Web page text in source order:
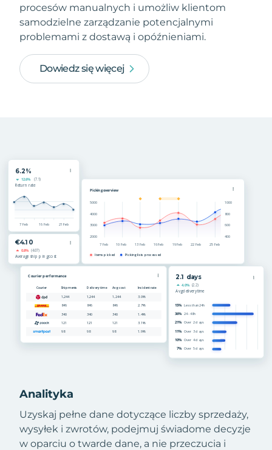
procesów manualnych i umożliw klientom
samodzielne zarządzanie potencjalnymi
problemami z dostawą i opóźnieniami.
Dowiedz się więcej
Analityka
Uzyskaj pełne dane dotyczące liczby sprzedaży,
wysyłek i zwrotów, podejmuj świadome decyzje
w oparciu o twarde dane, a nie przeczucia i